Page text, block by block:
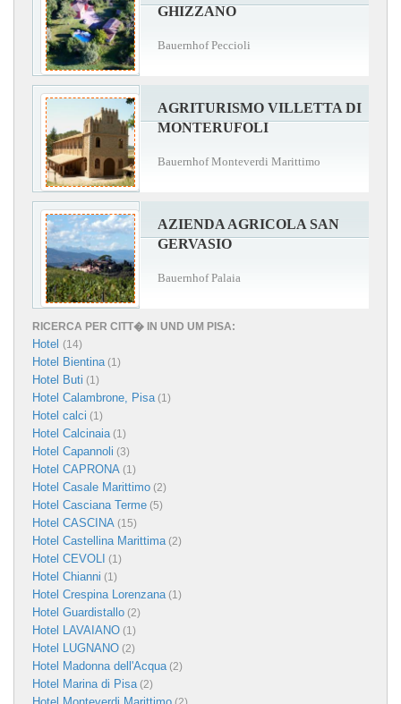
GHIZZANO
Bauernhof Peccioli
AGRITURISMO VILLETTA DI
MONTERUFOLI
Bauernhof Monteverdi Marittimo
AZIENDA AGRICOLA SAN
GERVASIO
Bauernhof Palaia
RICERCA PER CITT� IN UND UM PISA:
Hotel (14)
Hotel Bientina (1)
Hotel Buti (1)
Hotel Calambrone, Pisa (1)
Hotel calci (1)
Hotel Calcinaia (1)
Hotel Capannoli (3)
Hotel CAPRONA (1)
Hotel Casale Marittimo (2)
Hotel Casciana Terme (5)
Hotel CASCINA (15)
Hotel Castellina Marittima (2)
Hotel CEVOLI (1)
Hotel Chianni (1)
Hotel Crespina Lorenzana (1)
Hotel Guardistallo (2)
Hotel LAVAIANO (1)
Hotel LUGNANO (2)
Hotel Madonna dell'Acqua (2)
Hotel Marina di Pisa (2)